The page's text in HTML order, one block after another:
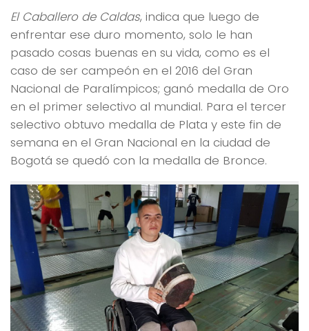
El Caballero de Caldas, indica que luego de
enfrentar ese duro momento, solo le han
pasado cosas buenas en su vida, como es el
caso de ser campeón en el 2016 del Gran
Nacional de Paralímpicos; ganó medalla de Oro
en el primer selectivo al mundial. Para el tercer
selectivo obtuvo medalla de Plata y este fin de
semana en el Gran Nacional en la ciudad de
Bogotá se quedó con la medalla de Bronce.